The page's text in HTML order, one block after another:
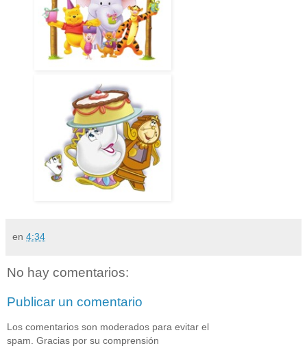
en 4:34
No hay comentarios:
Publicar un comentario
Los comentarios son moderados para evitar el
spam. Gracias por su comprensión